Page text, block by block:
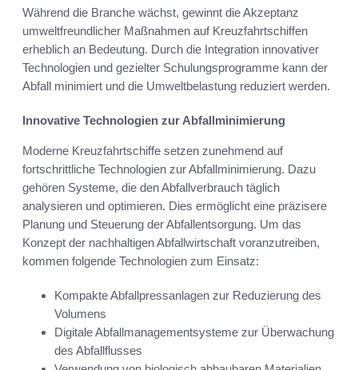
Während die Branche wächst, gewinnt die Akzeptanz
umweltfreundlicher Maßnahmen auf Kreuzfahrtschiffen
erheblich an Bedeutung. Durch die Integration innovativer
Technologien und gezielter Schulungsprogramme kann der
Abfall minimiert und die Umweltbelastung reduziert werden.
Innovative Technologien zur Abfallminimierung
Moderne Kreuzfahrtschiffe setzen zunehmend auf
fortschrittliche Technologien zur Abfallminimierung. Dazu
gehören Systeme, die den Abfallverbrauch täglich
analysieren und optimieren. Dies ermöglicht eine präzisere
Planung und Steuerung der Abfallentsorgung. Um das
Konzept der nachhaltigen Abfallwirtschaft voranzutreiben,
kommen folgende Technologien zum Einsatz:
Kompakte Abfallpressanlagen zur Reduzierung des
Volumens
Digitale Abfallmanagementsysteme zur Überwachung
des Abfallflusses